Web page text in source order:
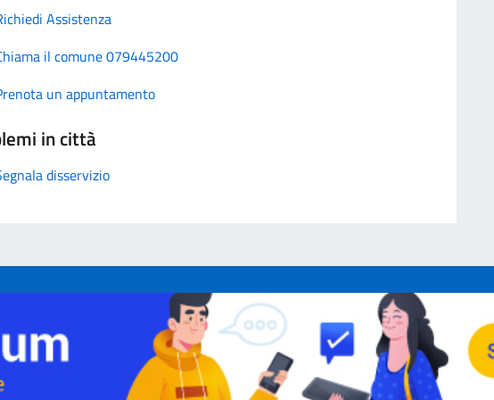
Assistenza
il comune 079445200
un appuntamento
in città
disservizio